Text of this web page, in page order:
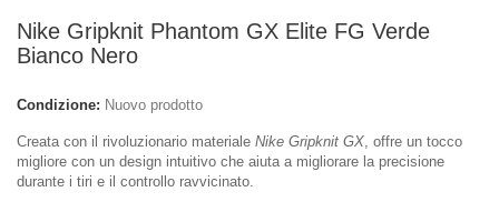
Nike Gripknit Phantom GX Elite FG Verde
Bianco Nero
Condizione: Nuovo prodotto
Creata con il rivoluzionario materiale Nike Gripknit GX, offre un tocco
migliore con un design intuitivo che aiuta a migliorare la precisione
durante i tiri e il controllo ravvicinato.